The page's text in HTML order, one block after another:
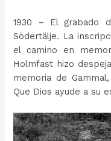
1930 – El grabado
Södertälje. La
el camino en
Holmfast hizo
memoria de
Que Dios ayude a su